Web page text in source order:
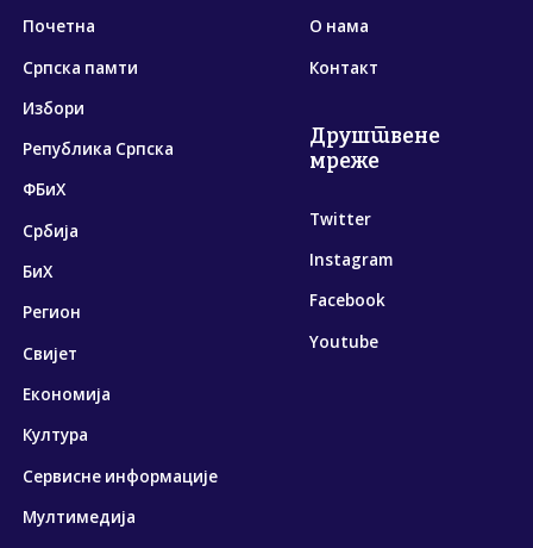
Почетна
Српска памти
Избори
Република Српска
ФБиХ
Србија
БиХ
Регион
Свијет
Економија
Култура
Сервисне информације
Мултимедија
О нама
Контакт
Друштвене
мреже
Twitter
Instagram
Facebook
Youtube